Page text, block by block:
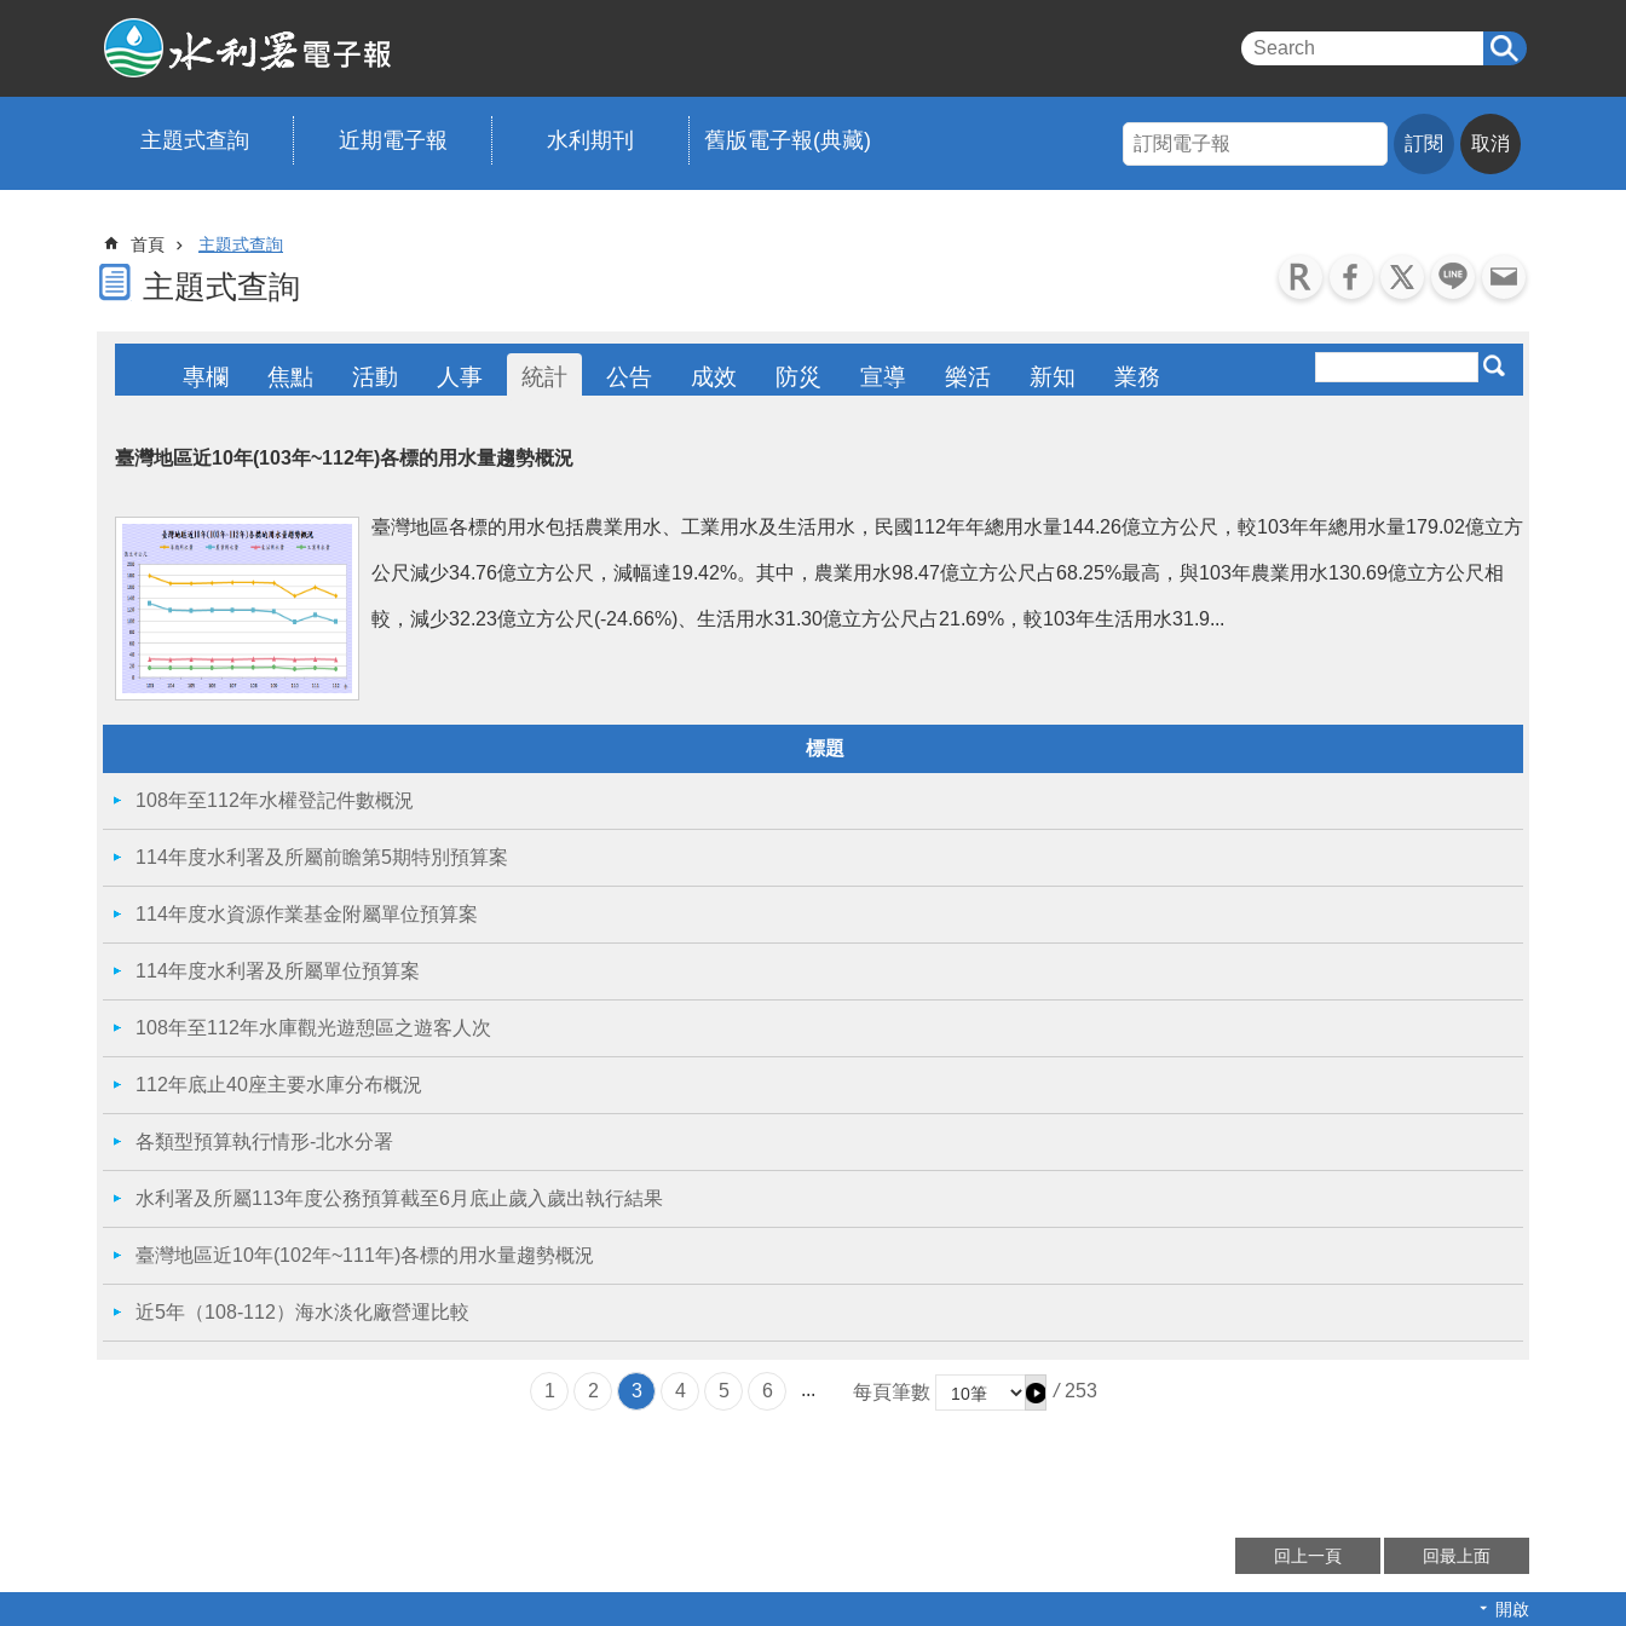
跳到主要內容區塊
主題式查詢 近期電子報 水利期刊 舊版電子報(典藏) 訂閱 取消
首頁 主題式查詢
主題式查詢
專欄 焦點 活動 人事 統計 公告 成效 防災 宣導 樂活 新知 業務
臺灣地區近10年(103年~112年)各標的用水量趨勢概況
臺灣地區各標的用水包括農業用水、工業用水及生活用水，民國112年年總用水量144.26億立方公尺，較103年年總用水量179.02億立方
公尺減少34.76億立方公尺，減幅達19.42%。其中，農業用水98.47億立方公尺占68.25%最高，與103年農業用水130.69億立方公尺相
較，減少32.23億立方公尺(-24.66%)、生活用水31.30億立方公尺占21.69%，較103年生活用水31.9...
標題
108年至112年水權登記件數概況
114年度水利署及所屬前瞻第5期特別預算案
114年度水資源作業基金附屬單位預算案
114年度水利署及所屬單位預算案
108年至112年水庫觀光遊憩區之遊客人次
112年底止40座主要水庫分布概況
各類型預算執行情形-北水分署
水利署及所屬113年度公務預算截至6月底止歲入歲出執行結果
臺灣地區近10年(102年~111年)各標的用水量趨勢概況
近5年（108-112）海水淡化廠營運比較
1 2 3 4 5 6 ... 每頁筆數 / 253
回上一頁 回最上面
開啟